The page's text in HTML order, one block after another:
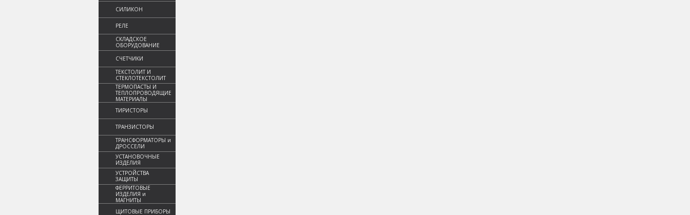
СИЛИКОН
РЕЛЕ
СКЛАДСКОЕ
ОБОРУДОВАНИЕ
СЧЕТЧИКИ
ТЕКСТОЛИТ И
СТЕКЛОТЕКСТОЛИТ
ТЕРМОПАСТЫ И
ТЕПЛОПРОВОДЯЩИЕ
МАТЕРИАЛЫ
ТИРИСТОРЫ
ТРАНЗИСТОРЫ
ТРАНСФОРМАТОРЫ и
ДРОССЕЛИ
УСТАНОВОЧНЫЕ
ИЗДЕЛИЯ
УСТРОЙСТВА
ЗАЩИТЫ
ФЕРРИТОВЫЕ
ИЗДЕЛИЯ и
МАГНИТЫ
ЩИТОВЫЕ ПРИБОРЫ